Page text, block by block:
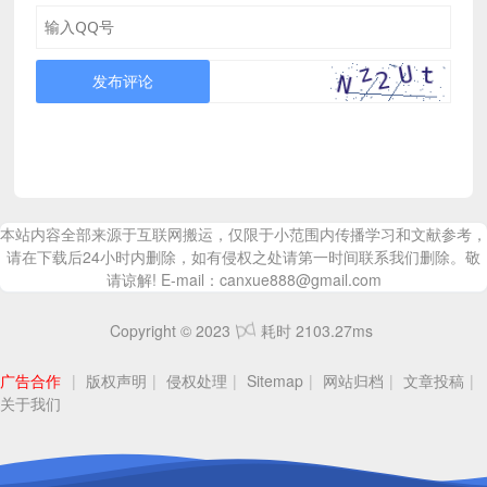
发布评论
本站内容全部来源于互联网搬运，仅限于小范围内传播学习和文献参考，
请在下载后24小时内删除，如有侵权之处请第一时间联系我们删除。敬
请谅解! E-mail：canxue888@gmail.com
Copyright © 2023 耗时 2103.27ms
广告合作 | 版权声明 | 侵权处理 | Sitemap | 网站归档 | 文章投稿 |
关于我们